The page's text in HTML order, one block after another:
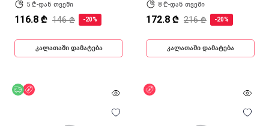
5 ₾-დან თვეში
116.8 ₾ 146 ₾ -20%
კალათაში დამატება
8 ₾-დან თვეში
172.8 ₾ 216 ₾ -20%
კალათაში დამატება
უფასო მიწოდება